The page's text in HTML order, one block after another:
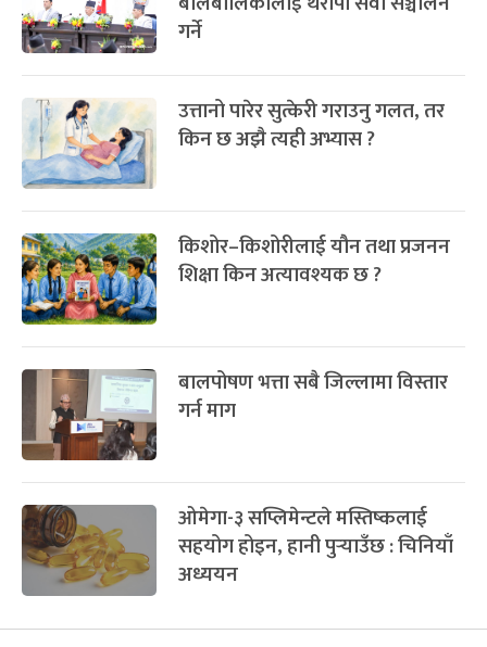
गर्ने
उत्तानो पारेर सुत्केरी गराउनु गलत, तर
किन छ अझै त्यही अभ्यास ?
किशोर–किशोरीलाई यौन तथा प्रजनन
शिक्षा किन अत्यावश्यक छ ?
बालपोषण भत्ता सबै जिल्लामा विस्तार
गर्न माग
ओमेगा-३ सप्लिमेन्टले मस्तिष्कलाई
सहयोग होइन, हानी पुर्‍याउँछ : चिनियाँ
अध्ययन